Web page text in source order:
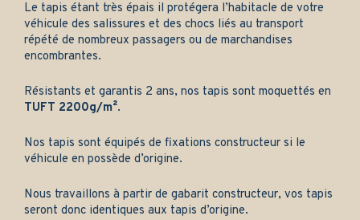
Le tapis étant très épais il protégera l’habitacle de votre
véhicule des salissures et des chocs liés au transport
répété de nombreux passagers ou de marchandises
encombrantes.
Résistants et garantis 2 ans, nos tapis sont moquettés en
TUFT 2200g/m².
Nos tapis sont équipés de fixations constructeur si le
véhicule en possède d’origine.
Nous travaillons à partir de gabarit constructeur, vos tapis
seront donc identiques aux tapis d’origine.